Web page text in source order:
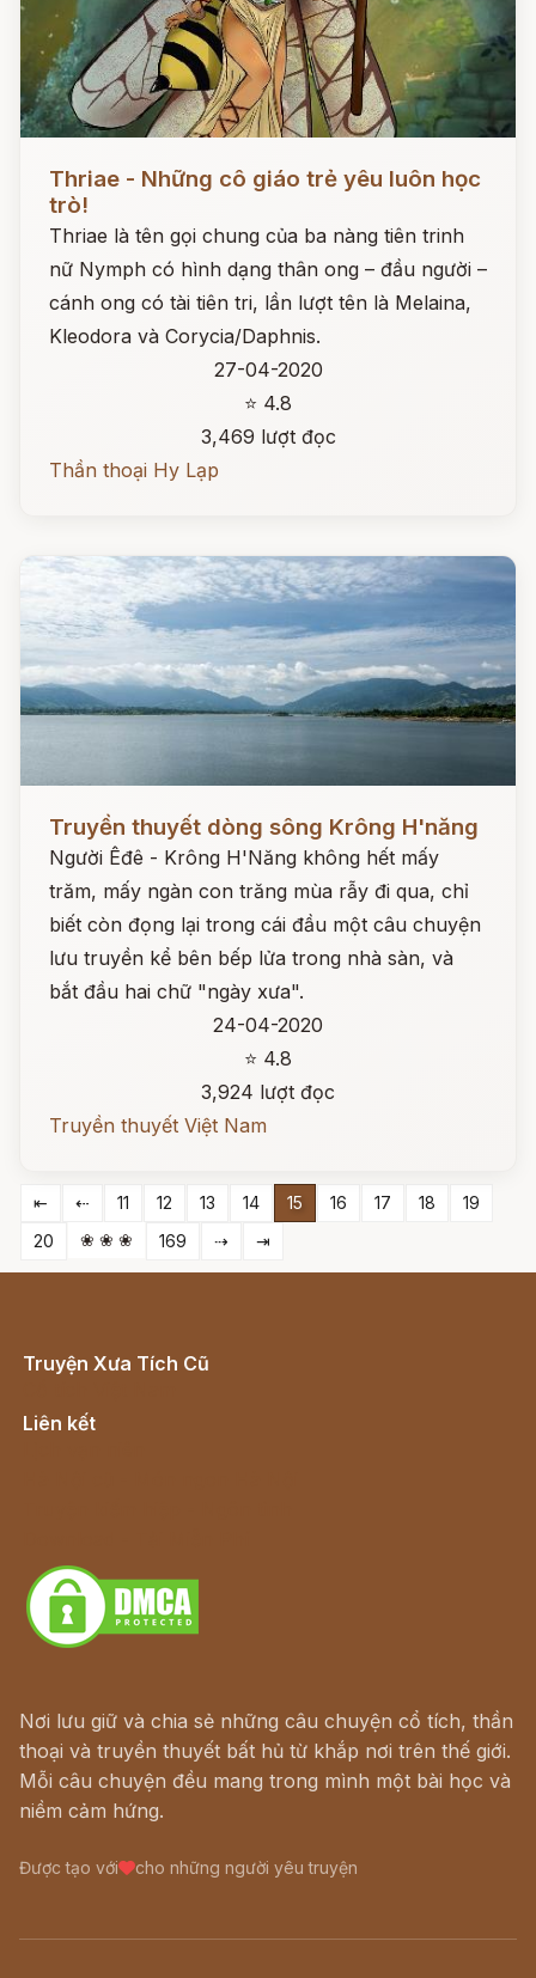
Thriae - Những cô giáo trẻ yêu luôn học
trò!
Thriae là tên gọi chung của ba nàng tiên trinh
nữ Nymph có hình dạng thân ong – đầu người –
cánh ong có tài tiên tri, lần lượt tên là Melaina,
Kleodora và Corycia/Daphnis.
27-04-2020
⭐ 4.8
3,469 lượt đọc
Thần thoại Hy Lạp
Đọc ngay
Truyền thuyết dòng sông Krông H'năng
Người Êđê - Krông H'Năng không hết mấy
trăm, mấy ngàn con trăng mùa rẫy đi qua, chỉ
biết còn đọng lại trong cái đầu một câu chuyện
lưu truyền kể bên bếp lửa trong nhà sàn, và
bắt đầu hai chữ "ngày xưa".
24-04-2020
⭐ 4.8
3,924 lượt đọc
Truyền thuyết Việt Nam
⇤ ⇠ 11 12 13 14 15 16 17 18
19
20
❀ ❀ ❀ 169 ⇢ ⇥
Truyện Xưa Tích Cũ
Liên kết
Nơi lưu giữ và chia sẻ những câu chuyện cổ tích, thần
thoại và truyền thuyết bất hủ từ khắp nơi trên thế giới.
Mỗi câu chuyện đều mang trong mình một bài học và
niềm cảm hứng.
Được tạo với cho những người yêu truyện